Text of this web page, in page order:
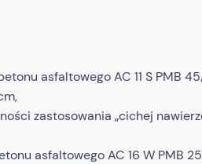
asfaltowego AC 11 S PMB
zastosowania „cichej
asfaltowego AC 16 W PMB